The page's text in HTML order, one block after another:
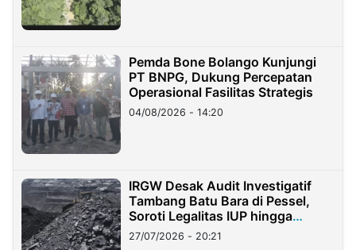
Pemda Bone Bolango Kunjungi
PT BNPG, Dukung Percepatan
Operasional Fasilitas Strategis
04/08/2026 - 14:20
IRGW Desak Audit Investigatif
Tambang Batu Bara di Pessel,
Soroti Legalitas IUP hingga
Stockpile
27/07/2026 - 20:21